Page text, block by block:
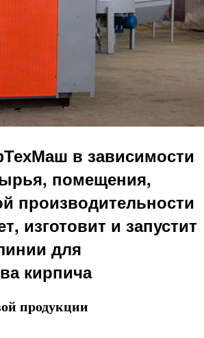
в зависимости
помещения,
производительности
изготовит и запустит
для
кирпича
продукции